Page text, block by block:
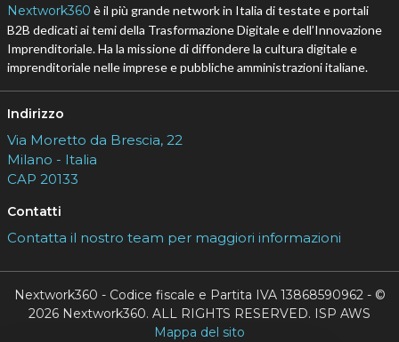
Nextwork360 è il più grande network in Italia di testate e portali
B2B dedicati ai temi della Trasformazione Digitale e dell’Innovazione
Imprenditoriale. Ha la missione di diffondere la cultura digitale e
imprenditoriale nelle imprese e pubbliche amministrazioni italiane.
Indirizzo
Via Moretto da Brescia, 22
Milano - Italia
CAP 20133
Contatti
Contatta il nostro team per maggiori informazioni
Nextwork360 - Codice fiscale e Partita IVA 13868590962 - ©
2026 Nextwork360. ALL RIGHTS RESERVED. ISP AWS
Mappa del sito